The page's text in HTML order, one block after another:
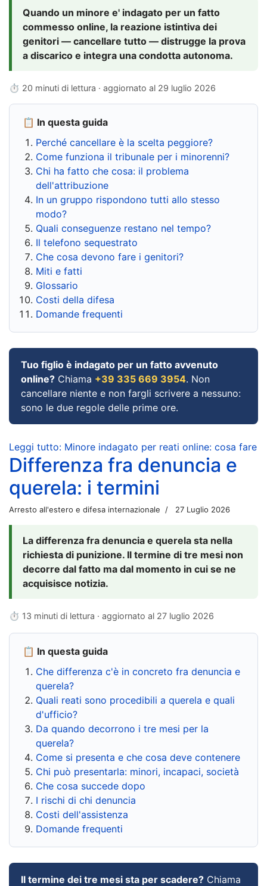
Quando un minore e' indagato per un fatto
commesso online, la reazione istintiva dei
genitori — cancellare tutto — distrugge la prova
a discarico e integra una condotta autonoma.
⏱ 20 minuti di lettura · aggiornato al 29 luglio 2026
📋 In questa guida
Perché cancellare è la scelta peggiore?
Come funziona il tribunale per i minorenni?
Chi ha fatto che cosa: il problema
dell'attribuzione
In un gruppo rispondono tutti allo stesso
modo?
Quali conseguenze restano nel tempo?
Il telefono sequestrato
Che cosa devono fare i genitori?
Miti e fatti
Glossario
Costi della difesa
Domande frequenti
Tuo figlio è indagato per un fatto avvenuto
online? Chiama +39 335 669 3954. Non
cancellare niente e non fargli scrivere a nessuno:
sono le due regole delle prime ore.
Leggi tutto: Minore indagato per reati online: cosa fare
Differenza fra denuncia e
querela: i termini
Arresto all'estero e difesa internazionale 27 Luglio 2026
La differenza fra denuncia e querela sta nella
richiesta di punizione. Il termine di tre mesi non
decorre dal fatto ma dal momento in cui se ne
acquisisce notizia.
⏱ 13 minuti di lettura · aggiornato al 27 luglio 2026
📋 In questa guida
Che differenza c'è in concreto fra denuncia e
querela?
Quali reati sono procedibili a querela e quali
d'ufficio?
Da quando decorrono i tre mesi per la
querela?
Come si presenta e che cosa deve contenere
Chi può presentarla: minori, incapaci, società
Che cosa succede dopo
I rischi di chi denuncia
Costi dell'assistenza
Domande frequenti
Il termine dei tre mesi sta per scadere? Chiama